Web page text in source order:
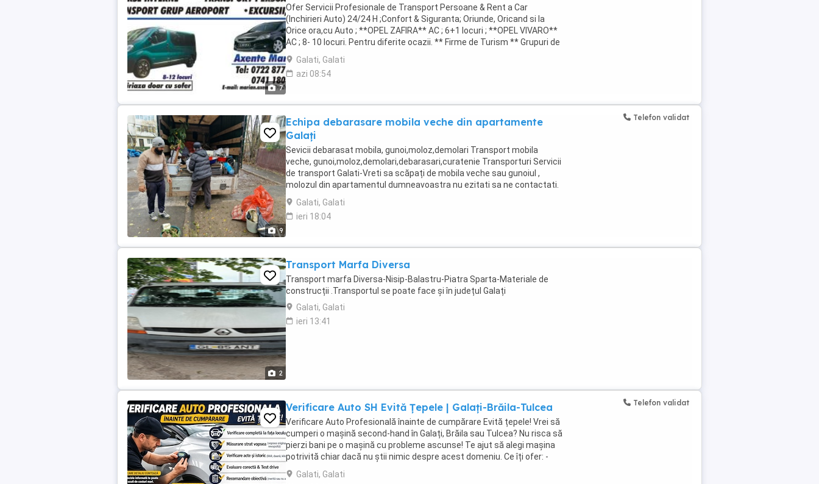
7
Ofer Servicii Profesionale de Transport Persoane & Rent a Car
(Inchirieri Auto) 24/24 H ;Confort & Siguranta; Oriunde, Oricand si la
Orice ora,cu Auto ; **OPEL ZAFIRA** AC ; 6+1 locuri ; **OPEL VIVARO**
AC ; 8- 10 locuri. Pentru diferite ocazii. ** Firme de Turism ** Grupuri de
Turisti ** Pelerinaje ...
Galati, Galati
azi 08:54
9
Echipa debarasare mobila veche din apartamente
Galați
Sevicii debarasat mobila, gunoi,moloz,demolari Transport mobila
veche, gunoi,moloz,demolari,debarasari,curatenie Transporturi Servicii
de transport Galati-Vreti sa scăpați de mobila veche sau gunoiul ,
molozul din apartamentul dumneavoastra nu ezitati sa ne contactati.
Evacuare Debarasare mobilier ...
Galati, Galati
ieri 18:04
Telefon validat
2
Transport Marfa Diversa
Transport marfa Diversa-Nisip-Balastru-Piatra Sparta-Materiale de
construcții .Transportul se poate face și în județul Galați
Galati, Galati
ieri 13:41
Verificare Auto SH Evită Țepele | Galați-Brăila-Tulcea
Verificare Auto Profesională înainte de cumpărare Evită țepele! Vrei să
cumperi o mașină second-hand în Galați, Brăila sau Tulcea? Nu risca să
pierzi bani pe o mașină cu probleme ascunse! Te ajut să alegi mașina
potrivită chiar dacă nu știi nimic despre acest domeniu. Ce îți ofer: -
Verificare ...
Galati, Galati
Telefon validat